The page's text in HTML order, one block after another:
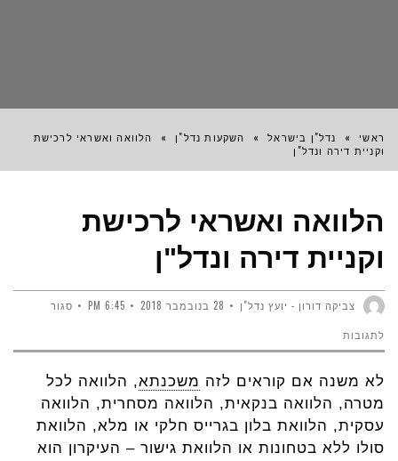
ראשי » נדל"ן בישראל » השקעות נדל"ן »
הלוואה ואשראי לרכישת
וקניית דירה ונדל"ן
הלוואה ואשראי לרכישת
וקניית דירה ונדל"ן
צביקה דורון - יועץ נדל"ן 28 בנובמבר 2018 6:45 PM סגור
לתגובותעל
לרכישת
וקניית
לא משנה אם קוראים לזה משכנתא, הלוואה לכל
מטרה, הלוואה בנקאית, הלוואה מסחרית, הלוואה
עסקית, הלוואת בלון בגרייס חלקי או מלא, הלוואת
סולו ללא בטחונות או הלוואת גישור – העיקרון הוא